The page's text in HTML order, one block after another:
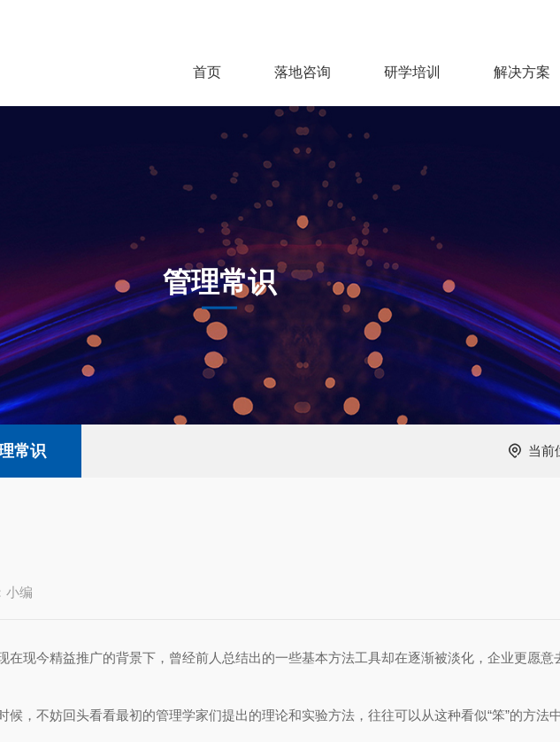
首页 落地咨询 研学培训 解决方案
管理常识
常识 当前
编
在现今精益推广的背景下，曾经前人总结出的一些基本方法工具却在逐渐被淡化，企业更愿意
，不妨回头看看最初的管理学家们提出的理论和实验方法，往往可以从这种看似“笨”的方法